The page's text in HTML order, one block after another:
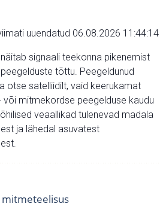
uuendatud 06.08.2026 11:44:14
signaali teekonna pikenemist
tõttu. Peegeldunud
otse satelliidilt, vaid keerukamat
või mitmekordse peegelduse kaudu
veaallikad tulenevad madala
ja lähedal asuvatest
mitmeteelisus